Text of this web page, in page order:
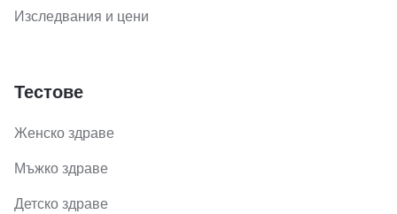
Изследвания и цени
Тестове
Женско здраве
Мъжко здраве
Детско здраве